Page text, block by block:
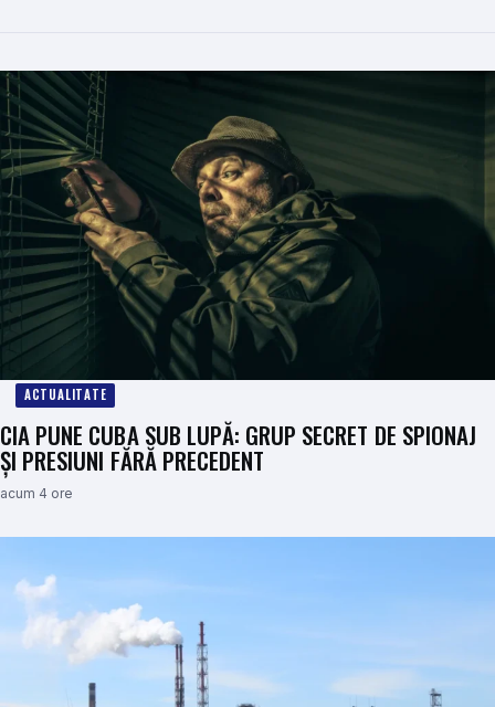
ACTUALITATE
CIA PUNE CUBA SUB LUPĂ: GRUP SECRET DE SPIONAJ
ȘI PRESIUNI FĂRĂ PRECEDENT
acum 4 ore